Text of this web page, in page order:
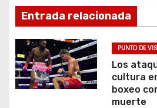
i
ó
n
d
Entrada relacionada
PUNTO DE
Los
cultura
boxeo
muerte